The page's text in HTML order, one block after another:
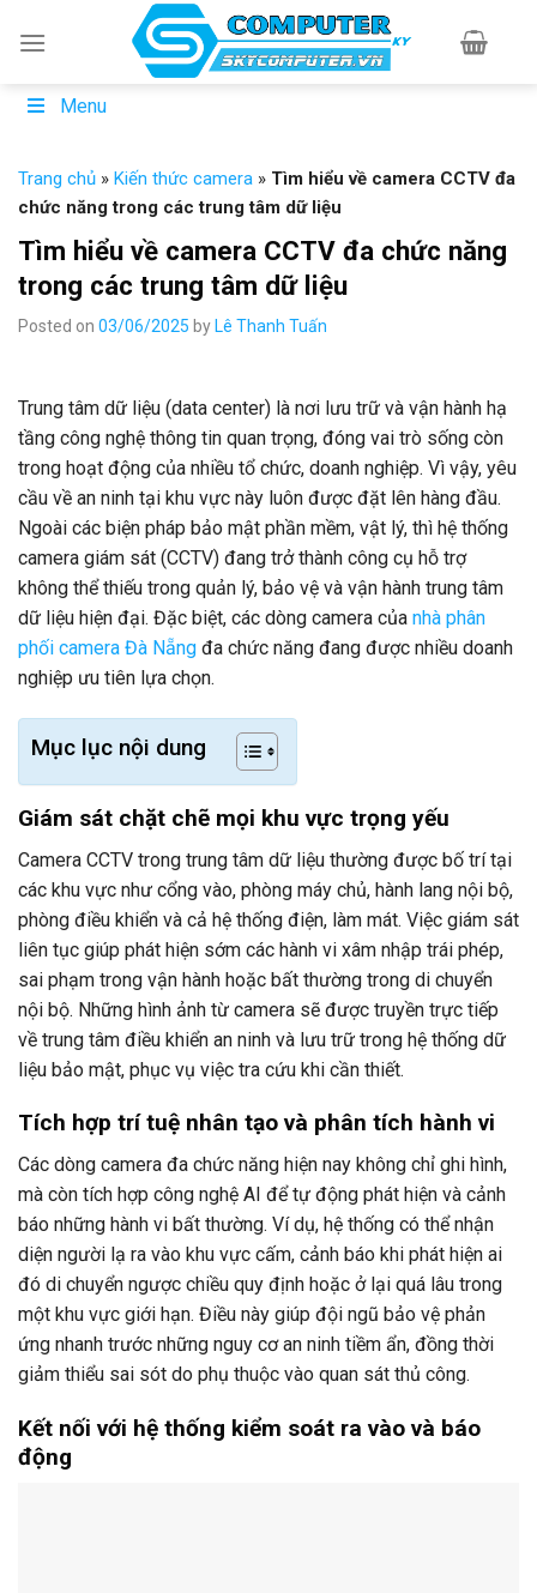
Menu
Trang chủ » Kiến thức camera » Tìm hiểu về camera CCTV đa
chức năng trong các trung tâm dữ liệu
Tìm hiểu về camera CCTV đa chức năng
trong các trung tâm dữ liệu
Posted on 03/06/2025 by Lê Thanh Tuấn
Trung tâm dữ liệu (data center) là nơi lưu trữ và vận hành hạ
tầng công nghệ thông tin quan trọng, đóng vai trò sống còn
trong hoạt động của nhiều tổ chức, doanh nghiệp. Vì vậy, yêu
cầu về an ninh tại khu vực này luôn được đặt lên hàng đầu.
Ngoài các biện pháp bảo mật phần mềm, vật lý, thì hệ thống
camera giám sát (CCTV) đang trở thành công cụ hỗ trợ
không thể thiếu trong quản lý, bảo vệ và vận hành trung tâm
dữ liệu hiện đại. Đặc biệt, các dòng camera của nhà phân
phối camera Đà Nẵng đa chức năng đang được nhiều doanh
nghiệp ưu tiên lựa chọn.
Mục lục nội dung
Giám sát chặt chẽ mọi khu vực trọng yếu
Camera CCTV trong trung tâm dữ liệu thường được bố trí tại
các khu vực như cổng vào, phòng máy chủ, hành lang nội bộ,
phòng điều khiển và cả hệ thống điện, làm mát. Việc giám sát
liên tục giúp phát hiện sớm các hành vi xâm nhập trái phép,
sai phạm trong vận hành hoặc bất thường trong di chuyển
nội bộ. Những hình ảnh từ camera sẽ được truyền trực tiếp
về trung tâm điều khiển an ninh và lưu trữ trong hệ thống dữ
liệu bảo mật, phục vụ việc tra cứu khi cần thiết.
Tích hợp trí tuệ nhân tạo và phân tích hành vi
Các dòng camera đa chức năng hiện nay không chỉ ghi hình,
mà còn tích hợp công nghệ AI để tự động phát hiện và cảnh
báo những hành vi bất thường. Ví dụ, hệ thống có thể nhận
diện người lạ ra vào khu vực cấm, cảnh báo khi phát hiện ai
đó di chuyển ngược chiều quy định hoặc ở lại quá lâu trong
một khu vực giới hạn. Điều này giúp đội ngũ bảo vệ phản
ứng nhanh trước những nguy cơ an ninh tiềm ẩn, đồng thời
giảm thiểu sai sót do phụ thuộc vào quan sát thủ công.
Kết nối với hệ thống kiểm soát ra vào và báo
động